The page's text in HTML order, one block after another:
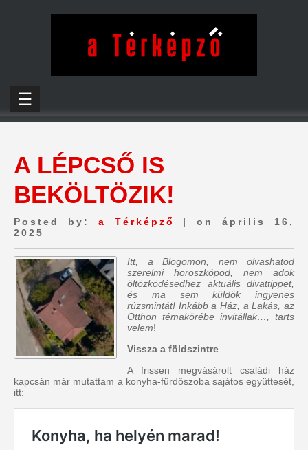
☰
A LÉPCSŐ IS
BEKÖLTÖZIK!
Posted by: a Térképző
| on április 16,
2025
Itt, a Blogomon, nem olvashatod
szerelmi horoszkópod, nem adok
öltözködésedhez aktuális divattippet,
és ma sem küldök ingyenes
rúzsmintát! Inkább a Ház, a Lakás, az
Otthon témakörébe invitállak…, tarts
velem!
Vissza a földszintre
A frissen megvásárolt családi ház
kapcsán már mutattam a konyha-fürdőszoba sajátos együttesét,
itt: